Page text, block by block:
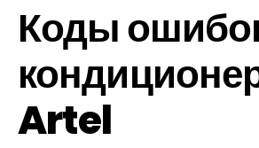
Коды
Artel